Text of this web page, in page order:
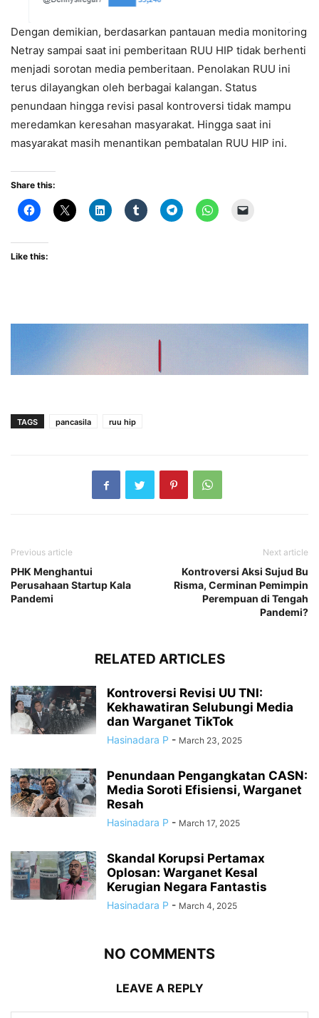
Dengan demikian, berdasarkan pantauan media monitoring
Netray sampai saat ini pemberitaan RUU HIP tidak berhenti
menjadi sorotan media pemberitaan. Penolakan RUU ini
terus dilayangkan oleh berbagai kalangan. Status
penundaan hingga revisi pasal kontroversi tidak mampu
meredamkan keresahan masyarakat. Hingga saat ini
masyarakat masih menantikan pembatalan RUU HIP ini.
Share this:
Like this:
TAGS pancasila ruu hip
Previous article
PHK Menghantui
Perusahaan Startup Kala
Pandemi
Next article
Kontroversi Aksi Sujud Bu
Risma, Cerminan Pemimpin
Perempuan di Tengah
Pandemi?
RELATED ARTICLES
Kontroversi Revisi UU TNI:
Kekhawatiran Selubungi Media
dan Warganet TikTok
Hasinadara P - March 23, 2025
Penundaan Pengangkatan CASN:
Media Soroti Efisiensi, Warganet
Resah
Hasinadara P - March 17, 2025
Skandal Korupsi Pertamax
Oplosan: Warganet Kesal
Kerugian Negara Fantastis
Hasinadara P - March 4, 2025
NO COMMENTS
LEAVE A REPLY